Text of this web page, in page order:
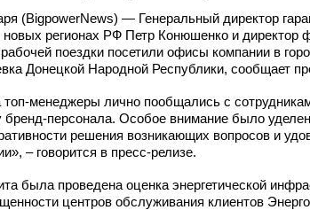
(BigpowerNews) — Генеральный директор
новых регионах РФ Петр Конюшенко и
поездки посетили офисы компании в
Донецкой Народной Республики, сообщает
топ-менеджеры лично пообщались с
бренд-персонала. Особое внимание было
решения возникающих вопросов и
– говорится в пресс-релизе.
была проведена оценка энергетической
центров обслуживания клиентов